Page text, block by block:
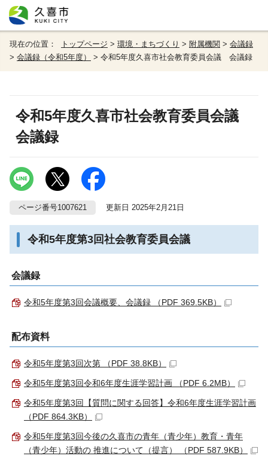
現在の位置： トップページ > 環境・まちづくり > 附属機関 > 会議録
> 会議録（令和5年度） > 令和5年度久喜市社会教育委員会議 会議録
令和5年度久喜市社会教育委員会議
会議録
ページ番号1007621 更新日 2025年2月21日
令和5年度第3回社会教育委員会議
会議録
令和5年度第3回会議概要、会議録 （PDF 369.5KB）
配布資料
令和5年度第3回次第 （PDF 38.8KB）
令和5年度第3回令和6年度生涯学習計画 （PDF 6.2MB）
令和5年度第3回【質問に関する回答】令和6年度生涯学習計画
（PDF 864.3KB）
令和5年度第3回今後の久喜市の青年（青少年）教育・青年
（青少年）活動の 推進について（提言） （PDF 587.9KB）